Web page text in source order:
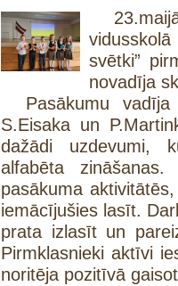
svētki”
novadīja
Pasākumu
S.Eisaka un
dažādi uzdevumi,
alfabēta
pasākuma
iemācījušies lasīt.
prata izlasīt un
Pirmklasnieki aktīvi
noritēja pozitīvā